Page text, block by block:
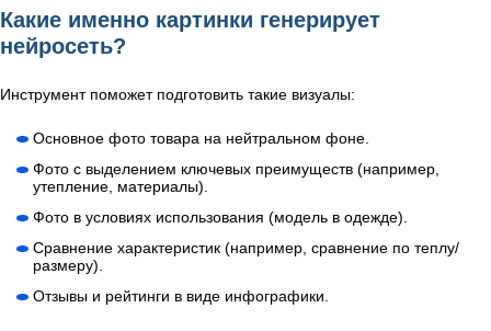
Какие именно картинки генерирует
нейросеть?
Инструмент поможет подготовить такие визуалы:
Основное фото товара на нейтральном фоне.
Фото с выделением ключевых преимуществ (например,
утепление, материалы).
Фото в условиях использования (модель в одежде).
Сравнение характеристик (например, сравнение по теплу/
размеру).
Отзывы и рейтинги в виде инфографики.